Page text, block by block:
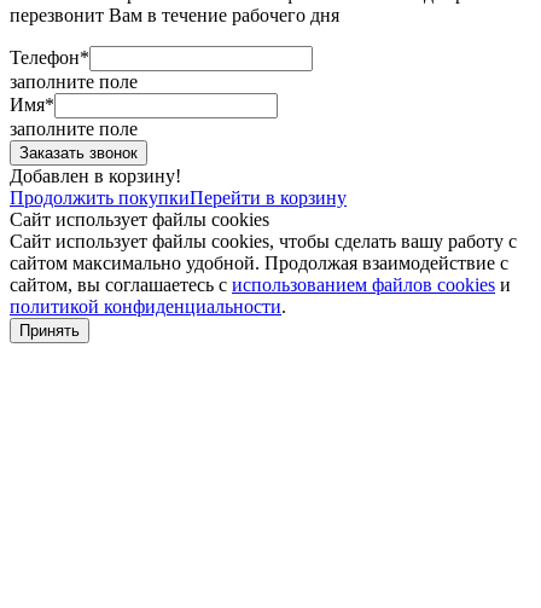
перезвонит Вам в течение рабочего дня
Телефон*
заполните поле
Имя*
заполните поле
Добавлен в корзину!
Продолжить покупкиПерейти в корзину
Сайт использует файлы cookies
Сайт использует файлы cookies, чтобы сделать вашу работу с
сайтом максимально удобной. Продолжая взаимодействие с
сайтом, вы соглашаетесь с использованием файлов cookies и
политикой конфиденциальности.
Принять